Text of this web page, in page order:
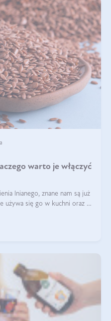
warto je włączyć
lnianego, znane nam są już
używa się go w kuchni oraz w